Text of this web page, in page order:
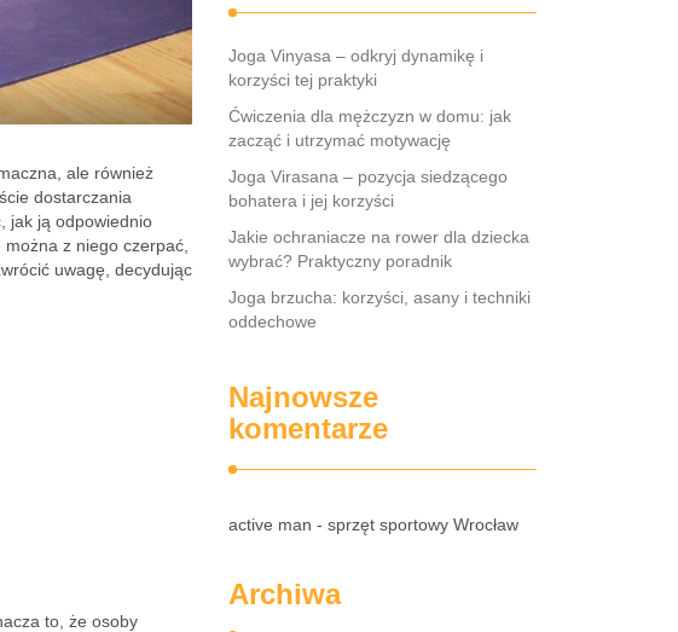
ale również
dostarczania
jak ją odpowiednio
z niego czerpać,
uwagę, decydując
to, że osoby
Joga Vinyasa – odkryj dynamikę i
korzyści tej praktyki
Ćwiczenia dla mężczyzn w domu: jak
zacząć i utrzymać motywację
Joga Virasana – pozycja siedzącego
bohatera i jej korzyści
Jakie ochraniacze na rower dla dziecka
wybrać? Praktyczny poradnik
Joga brzucha: korzyści, asany i techniki
oddechowe
Najnowsze
komentarze
active man - sprzęt sportowy Wrocław
Archiwa